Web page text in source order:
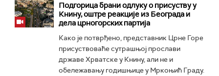
Подгорица брани одлуку о присуству у
Книну, оштре реакције из Београда и
дела црногорских партија
Како је потврђено, представник Црне Горе
присуствоваће сутрашњој прослави
државе Хрватске у Книну, али не и
обележавању годишњице у Мркоњић Граду.